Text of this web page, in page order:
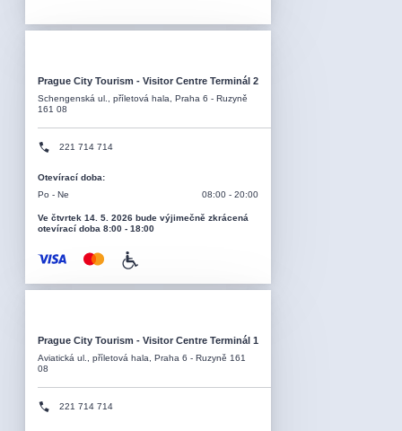
Prague City Tourism - Visitor Centre Terminál 2
Schengenská ul., příletová hala, Praha 6 - Ruzyně
161 08
221 714 714
Otevírací doba:
Po - Ne
08:00 - 20:00
Ve čtvrtek 14. 5. 2026 bude výjimečně zkrácená
otevírací doba 8:00 - 18:00
Prague City Tourism - Visitor Centre Terminál 1
Aviatická ul., příletová hala, Praha 6 - Ruzyně 161
08
221 714 714